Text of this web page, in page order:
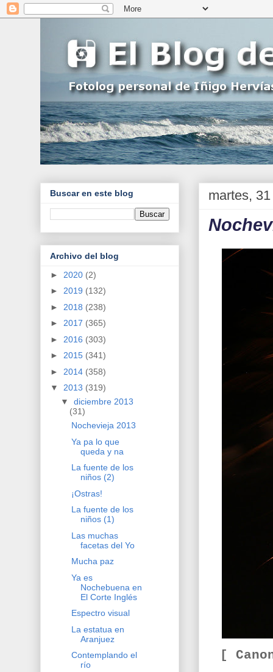
martes,
[
Buscar en este blog
Archivo del blog
► 2020 (2)
► 2019 (132)
► 2018 (238)
► 2017 (365)
► 2016 (303)
► 2015 (341)
► 2014 (358)
▼ 2013 (319)
▼ diciembre 2013
(31)
Nochevieja 2013
Ya pa lo que
queda y na
La fuente de los
niños (2)
¡Ostras!
La fuente de los
niños (1)
Las muchas
facetas del Yo
Mucha paz
Ya es
Nochebuena en
El Corte Inglés
Espectro visual
La estatua en
Aranjuez
Contemplando el
río